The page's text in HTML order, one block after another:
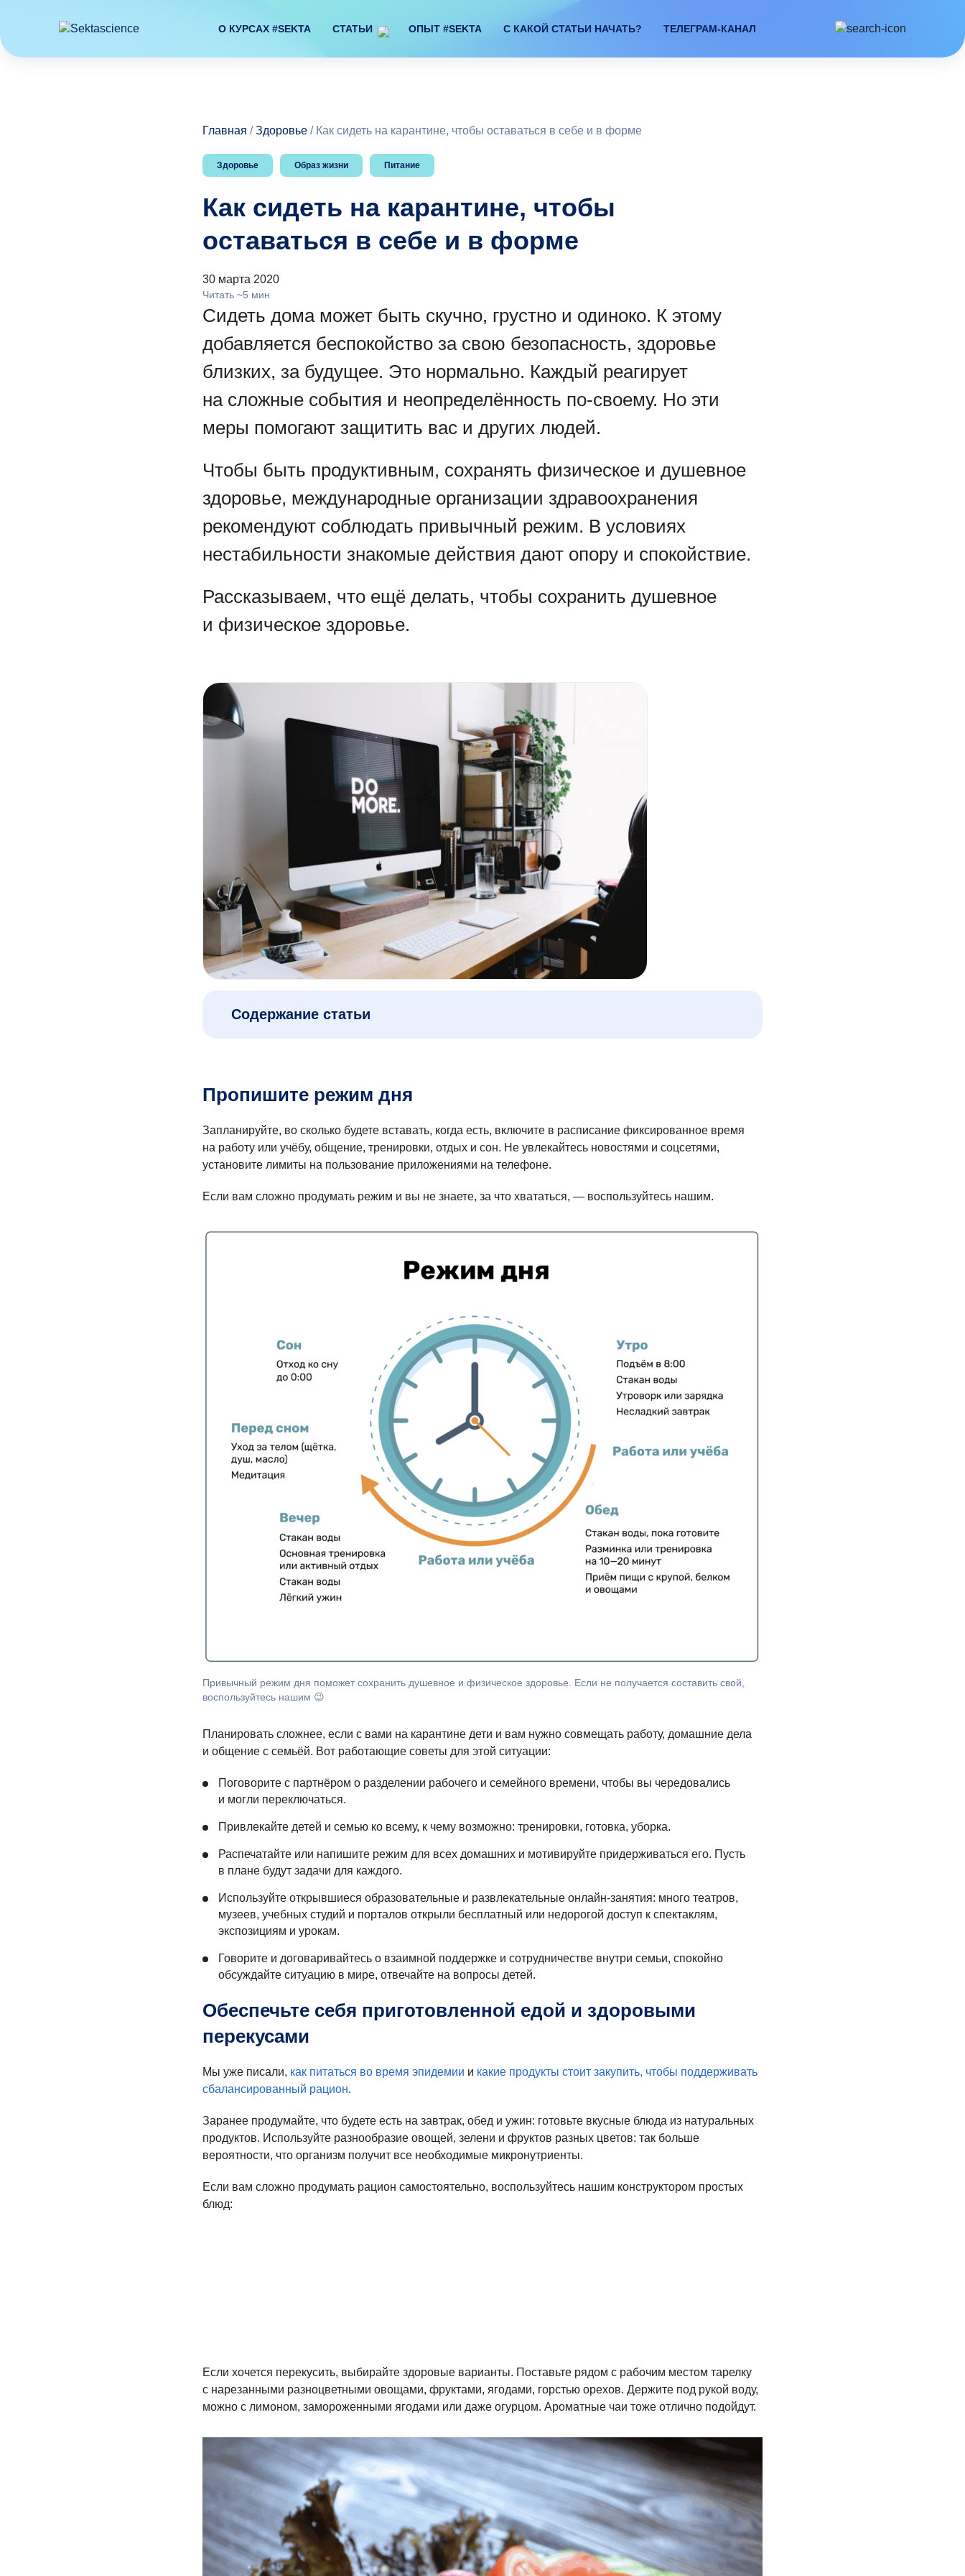
О КУРСАХ #SEKTA СТАТЬИ ОПЫТ #SEKTA С КАКОЙ СТАТЬИ НАЧАТЬ? ТЕЛЕГРАМ-КАНАЛ
Главная /Здоровье / Как сидеть на карантине, чтобы оставаться в себе и в форме
Здоровье Образ жизни Питание
Как сидеть на карантине, чтобы
оставаться в себе и в форме
30 марта 2020
Читать ~5 мин
Сидеть дома может быть скучно, грустно и одиноко. К этому
добавляется беспокойство за свою безопасность, здоровье
близких, за будущее. Это нормально. Каждый реагирует
на сложные события и неопределённость по-своему. Но эти
меры помогают защитить вас и других людей.
Чтобы быть продуктивным, сохранять физическое и душевное
здоровье, международные организации здравоохранения
рекомендуют соблюдать привычный режим. В условиях
нестабильности знакомые действия дают опору и спокойствие.
Рассказываем, что ещё делать, чтобы сохранить душевное
и физическое здоровье.
Пропишите режим дня
Запланируйте, во сколько будете вставать, когда есть, включите в расписание фиксированное время
на работу или учёбу, общение, тренировки, отдых и сон. Не увлекайтесь новостями и соцсетями,
установите лимиты на пользование приложениями на телефоне.
Если вам сложно продумать режим и вы не знаете, за что хвататься, — воспользуйтесь нашим.
Привычный режим дня поможет сохранить душевное и физическое здоровье. Если не получается составить свой,
воспользуйтесь нашим 😉
Планировать сложнее, если с вами на карантине дети и вам нужно совмещать работу, домашние дела
и общение с семьёй. Вот работающие советы для этой ситуации:
Поговорите с партнёром о разделении рабочего и семейного времени, чтобы вы чередовались
и могли переключаться.
Привлекайте детей и семью ко всему, к чему возможно: тренировки, готовка, уборка.
Распечатайте или напишите режим для всех домашних и мотивируйте придерживаться его. Пусть
в плане будут задачи для каждого.
Используйте открывшиеся образовательные и развлекательные онлайн-занятия: много театров,
музеев, учебных студий и порталов открыли бесплатный или недорогой доступ к спектаклям,
экспозициям и урокам.
Говорите и договаривайтесь о взаимной поддержке и сотрудничестве внутри семьи, спокойно
обсуждайте ситуацию в мире, отвечайте на вопросы детей.
Обеспечьте себя приготовленной едой и здоровыми
перекусами
Мы уже писали, как питаться во время эпидемии и какие продукты стоит закупить, чтобы поддерживать
сбалансированный рацион.
Заранее продумайте, что будете есть на завтрак, обед и ужин: готовьте вкусные блюда из натуральных
продуктов. Используйте разнообразие овощей, зелени и фруктов разных цветов: так больше
вероятности, что организм получит все необходимые микронутриенты.
Если вам сложно продумать рацион самостоятельно, воспользуйтесь нашим конструктором простых
блюд:
Если хочется перекусить, выбирайте здоровые варианты. Поставьте рядом с рабочим местом тарелку
с нарезанными разноцветными овощами, фруктами, ягодами, горстью орехов. Держите под рукой воду,
можно с лимоном, замороженными ягодами или даже огурцом. Ароматные чаи тоже отлично подойдут.
Содержание статьи